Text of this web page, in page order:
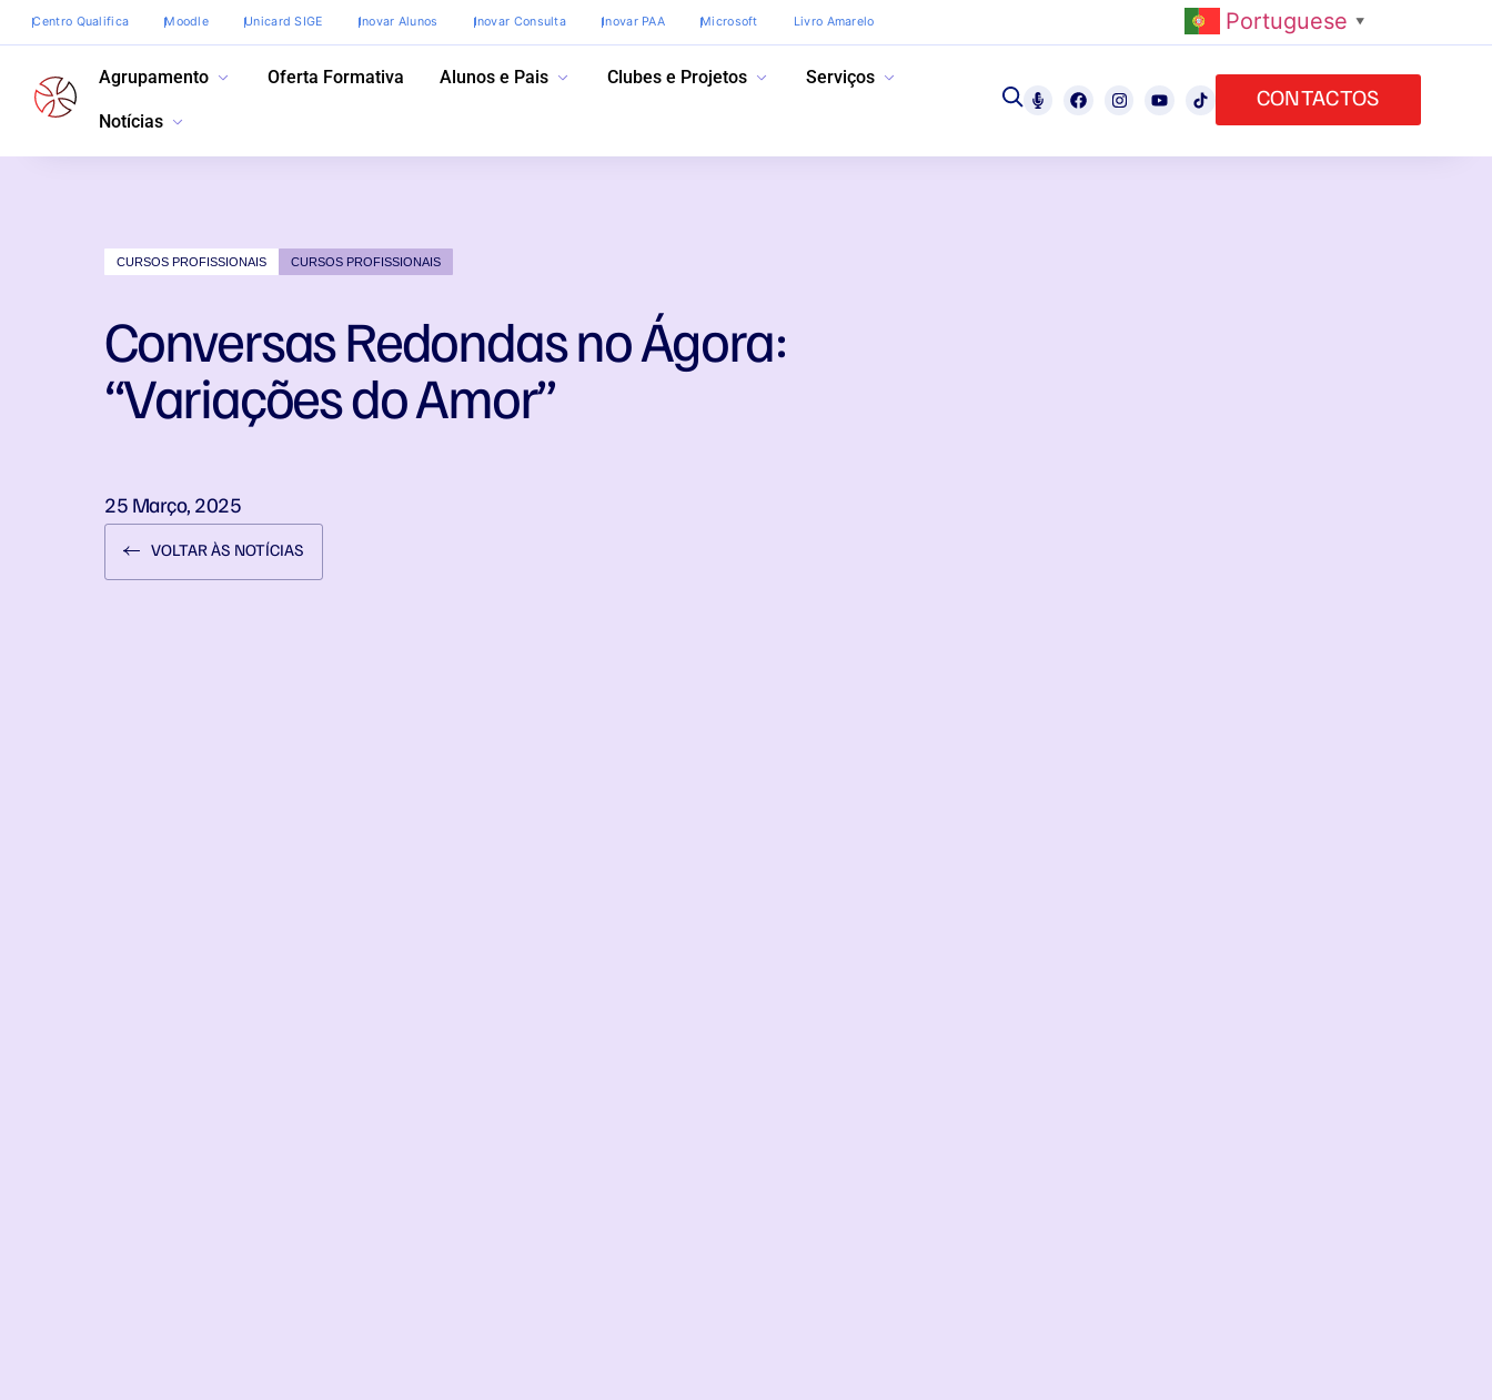
Centro Qualifica Moodle Unicard SIGE Inovar Alunos Inovar Consulta Inovar PAA Microsoft Livro Amarelo Portuguese ▼
Agrupamento Oferta Formativa Alunos e Pais Clubes e Projetos Serviços
Notícias
CONTACTOS
CURSOS PROFISSIONAIS CURSOS PROFISSIONAIS
Conversas Redondas no Ágora:
“Variações do Amor”
25 Março, 2025
VOLTAR ÀS NOTÍCIAS